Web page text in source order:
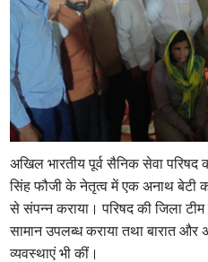
अखिल भारतीय पूर्व सैनिक सेवा परिषद
सिंह फौजी के नेतृत्व में एक अनाथ बेटी
से संपन्न कराया। परिषद की जिला
सामान उपलब्ध कराया तथा बारात
व्यवस्थाएं भी कीं।